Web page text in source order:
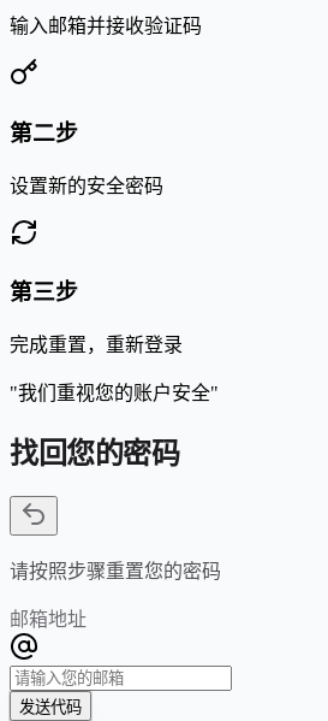
输入邮箱并接收验证码
第二步
设置新的安全密码
第三步
完成重置，重新登录
"我们重视您的账户安全"
找回您的密码
请按照步骤重置您的密码
邮箱地址
发送代码